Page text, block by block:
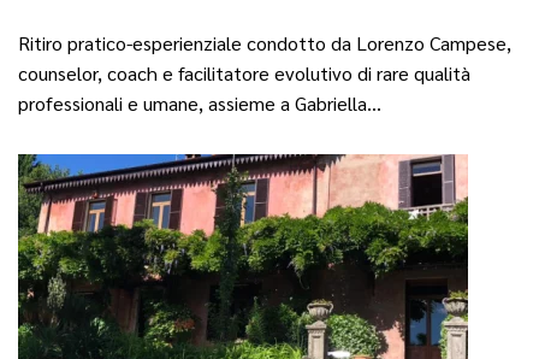
Ritiro pratico-esperienziale condotto da Lorenzo Campese,
counselor, coach e facilitatore evolutivo di rare qualità
professionali e umane, assieme a Gabriella…